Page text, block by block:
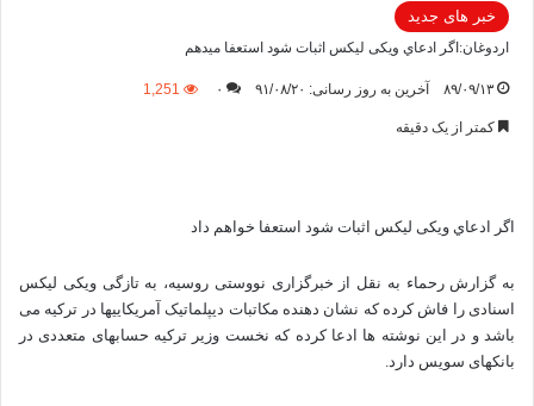
خبر های جدید
اردوغان:اگر ادعاي ویکی لیکس اثبات شود استعفا ميدهم
۸۹/۰۹/۱۳ آخرین به روز رسانی: ۹۱/۰۸/۲۰ ۰ 1,251
کمتر از یک دقیقه
اگر ادعاي ویکی لیکس اثبات شود استعفا خواهم داد
به گزارش رحماء به نقل از خبرگزاری نووستی روسیه، به تازگی ویکی لیکس
اسنادی را فاش کرده که نشان دهنده مکاتبات دیپلماتیک آمریکاییها در ترکیه می
باشد و در این نوشته ها ادعا کرده که نخست وزیر ترکیه حسابهای متعددی در
بانکهای سویس دارد.